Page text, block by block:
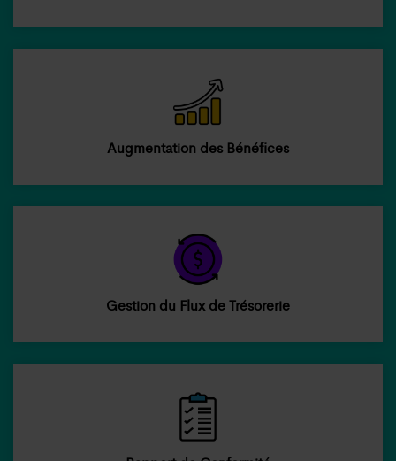
Augmentation des Bénéfices
Gestion du Flux de Trésorerie